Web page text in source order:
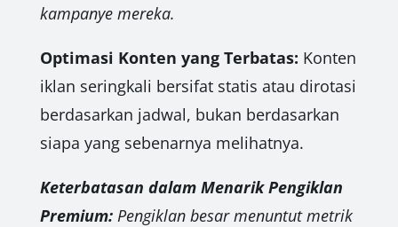
kampanye mereka.
Optimasi Konten yang Terbatas: Konten
iklan seringkali bersifat statis atau dirotasi
berdasarkan jadwal, bukan berdasarkan
siapa yang sebenarnya melihatnya.
Keterbatasan dalam Menarik Pengiklan
Premium:Pengiklan besar menuntut metrik